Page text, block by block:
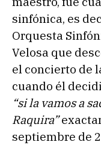
sinfónica, es
Orquesta
Velosa que
el concierto de
cuando él
“si la vamos a
Raquira”
septiembre de